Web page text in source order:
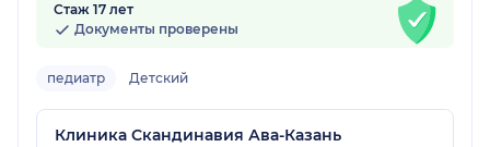
Стаж 17 лет
Документы проверены
педиатр Детский
Клиника Скандинавия Ава-Казань